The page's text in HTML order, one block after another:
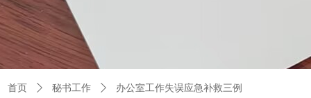
首页 ꄲ 秘书工作 ꄲ 办公室工作失误应急补救三例